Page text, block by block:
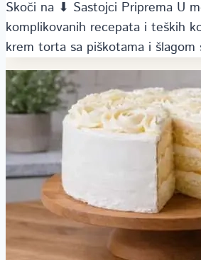
Skoči na ⬇ Sastojci Priprema U
komplikovanih recepata i teških
krem torta sa piškotama i